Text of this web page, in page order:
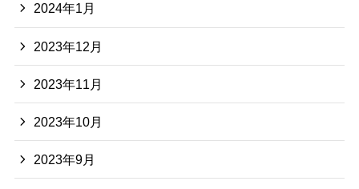
2024年1月
2023年12月
2023年11月
2023年10月
2023年9月